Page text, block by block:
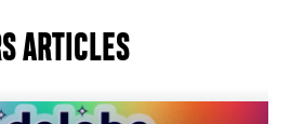
ARTICLES